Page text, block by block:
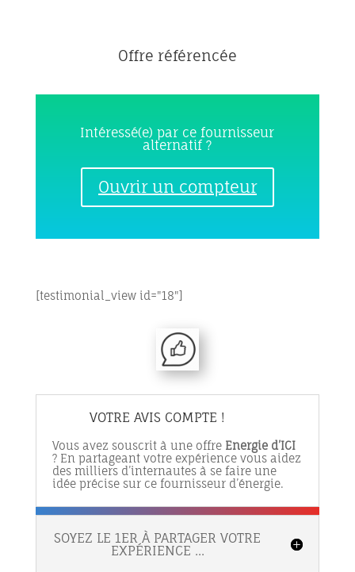
Offre référencée
Intéressé(e) par ce fournisseur
alternatif ?
Ouvrir un compteur
[testimonial_view id="18"]
VOTRE AVIS COMPTE !
Vous avez souscrit à une offre Energie d’ICI
? En partageant votre expérience vous aidez
des milliers d’internautes à se faire une
idée précise sur ce fournisseur d’énergie.
SOYEZ LE 1ER À PARTAGER VOTRE
EXPÉRIENCE ...